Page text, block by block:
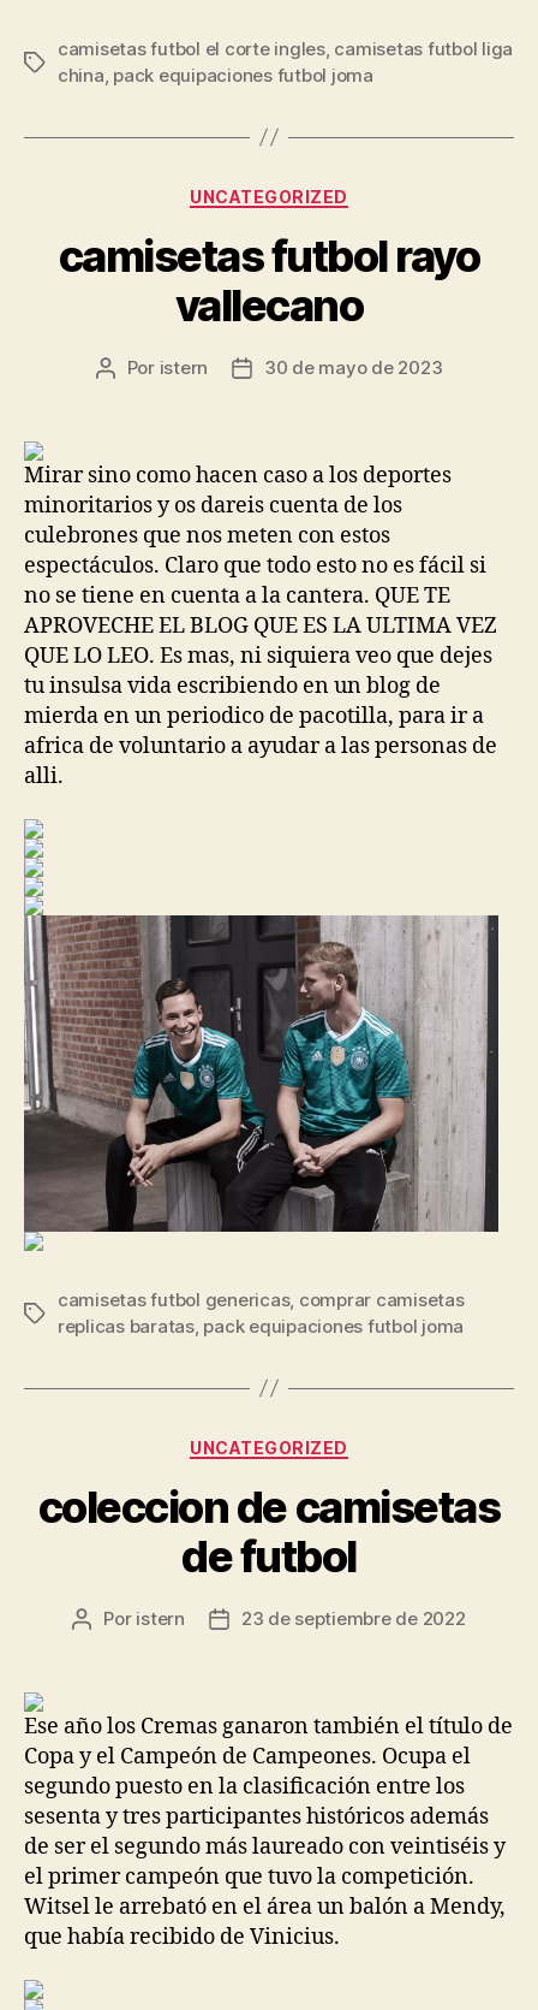
Etiquetas
camisetas futbol el corte ingles, camisetas futbol liga
china pack equipaciones futbol joma
Categorías
UNCATEGORIZED
camisetas futbol rayo
vallecano
Autor
Por istern
Fecha30 de mayo de 2023
Mirar sino como hacen caso a los deportes
minoritarios y os dareis cuenta de los
culebrones que nos meten con estos
espectáculos. Claro que todo esto no es fácil si
no se tiene en cuenta a la cantera. QUE TE
APROVECHE EL BLOG QUE ES LA ULTIMA VEZ
QUE LO LEO. Es mas, ni siquiera veo que dejes
tu insulsa vida escribiendo en un blog de
mierda en un periodico de pacotilla, para ir a
africa de voluntario a ayudar a las personas de
alli.
Etiquetas
camisetas futbol genericas, comprar camisetas
replicas baratas, pack equipaciones futbol joma
Categorías
UNCATEGORIZED
coleccion de camisetas
de futbol
Autor
Por istern
Fecha23 de septiembre de 2022
Ese año los Cremas ganaron también el título de
Copa y el Campeón de Campeones. Ocupa el
segundo puesto en la clasificación entre los
sesenta y tres participantes históricos además
de ser el segundo más laureado con veintiséis y
el primer campeón que tuvo la competición.
Witsel le arrebató en el área un balón a Mendy,
que había recibido de Vinicius.